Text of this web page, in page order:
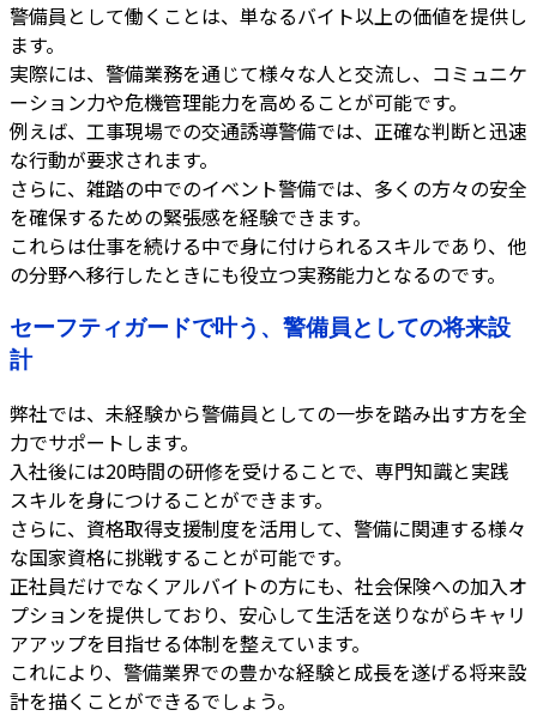
警備員として働くことは、単なるバイト以上の価値を提供し
ます。
実際には、警備業務を通じて様々な人と交流し、コミュニケ
ーション力や危機管理能力を高めることが可能です。
例えば、工事現場での交通誘導警備では、正確な判断と迅速
な行動が要求されます。
さらに、雑踏の中でのイベント警備では、多くの方々の安全
を確保するための緊張感を経験できます。
これらは仕事を続ける中で身に付けられるスキルであり、他
の分野へ移行したときにも役立つ実務能力となるのです。
セーフティガードで叶う、警備員としての将来設
計
弊社では、未経験から警備員としての一歩を踏み出す方を全
力でサポートします。
入社後には20時間の研修を受けることで、専門知識と実践
スキルを身につけることができます。
さらに、資格取得支援制度を活用して、警備に関連する様々
な国家資格に挑戦することが可能です。
正社員だけでなくアルバイトの方にも、社会保険への加入オ
プションを提供しており、安心して生活を送りながらキャリ
アアップを目指せる体制を整えています。
これにより、警備業界での豊かな経験と成長を遂げる将来設
計を描くことができるでしょう。